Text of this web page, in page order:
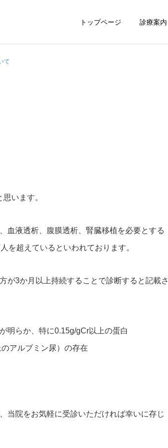
トップページ 診療案内
て
います。
血液透析、腹膜透析、腎臓移植を必要とする
を超えているといわれております。
3か月以上持続することで診断すると記載さ
明らか、特に0.15g/gCr以上の蛋白
ン尿）の存在
当院をお気軽に受診いただければ幸いに存じ